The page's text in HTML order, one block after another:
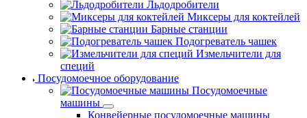
Льдодробители
Миксеры для коктейлей
Барные станции
Подогреватель чашек
Измельчители для
специй
Посудомоечное оборудование
Посудомоечные
машины
Конвейерные посудомоечные машины